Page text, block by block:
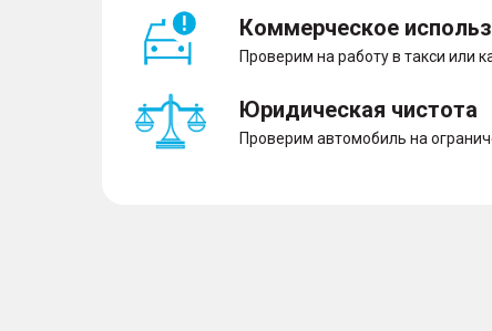
Коммерческое
Проверим на работу в такси или
Юридическая чистота
Проверим автомобиль на